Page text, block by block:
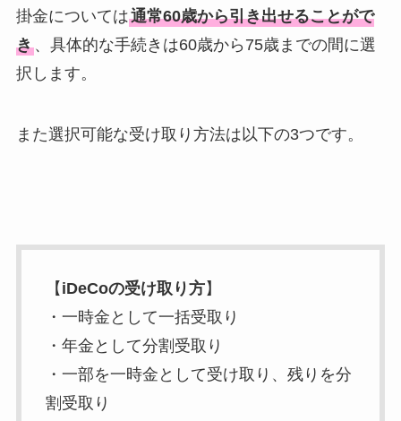
掛金については通常60歳から引き出せることがで
き、具体的な手続きは60歳から75歳までの間に選
択します。
また選択可能な受け取り方法は以下の3つです。
【 iDeCoの受け取り方】
・一時金として一括受取り
・年金として分割受取り
・一部を一時金として受け取り、残りを分
割受取り